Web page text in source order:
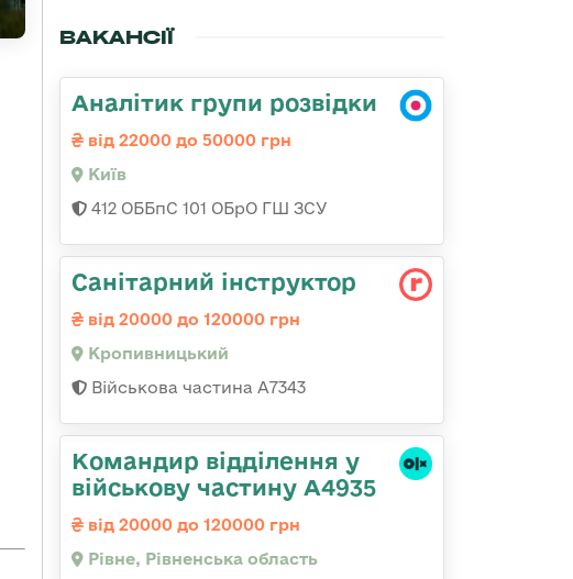
ВАКАНСІЇ
Аналітик групи розвідки
від 22000 до 50000 грн
Київ
412 ОББпС 101 ОБрО ГШ ЗСУ
Санітарний інструктор
від 20000 до 120000 грн
Кропивницький
Військова частина А7343
Командир відділення у
військову частину А4935
від 20000 до 120000 грн
Рівне, Рівненська область